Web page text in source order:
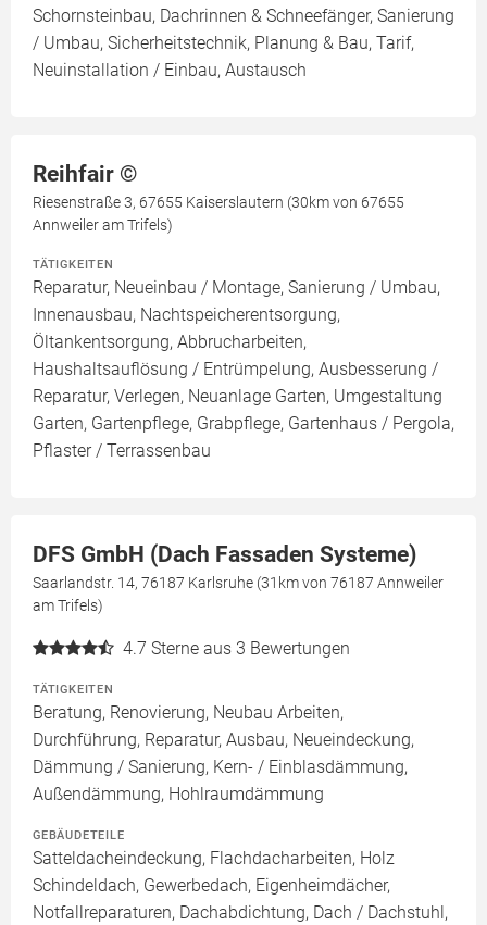
Schornsteinbau, Dachrinnen & Schneefänger, Sanierung
/ Umbau, Sicherheitstechnik, Planung & Bau, Tarif,
Neuinstallation / Einbau, Austausch
Reihfair ©️
Riesenstraße 3, 67655 Kaiserslautern (30km von 67655
Annweiler am Trifels)
TÄTIGKEITEN
Reparatur, Neueinbau / Montage, Sanierung / Umbau,
Innenausbau, Nachtspeicherentsorgung,
Öltankentsorgung, Abbrucharbeiten,
Haushaltsauflösung / Entrümpelung, Ausbesserung /
Reparatur, Verlegen, Neuanlage Garten, Umgestaltung
Garten, Gartenpflege, Grabpflege, Gartenhaus / Pergola,
Pflaster / Terrassenbau
DFS GmbH (Dach Fassaden Systeme)
Saarlandstr. 14, 76187 Karlsruhe (31km von 76187 Annweiler
am Trifels)
4.7 Sterne aus 3 Bewertungen
TÄTIGKEITEN
Beratung, Renovierung, Neubau Arbeiten,
Durchführung, Reparatur, Ausbau, Neueindeckung,
Dämmung / Sanierung, Kern- / Einblasdämmung,
Außendämmung, Hohlraumdämmung
GEBÄUDETEILE
Satteldacheindeckung, Flachdacharbeiten, Holz
Schindeldach, Gewerbedach, Eigenheimdächer,
Notfallreparaturen, Dachabdichtung, Dach / Dachstuhl,